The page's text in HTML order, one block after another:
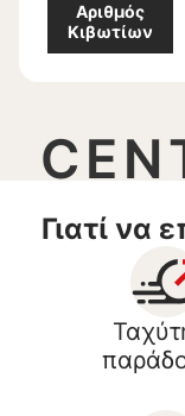
Αριθμός
Κιβωτίων
Γιατί να